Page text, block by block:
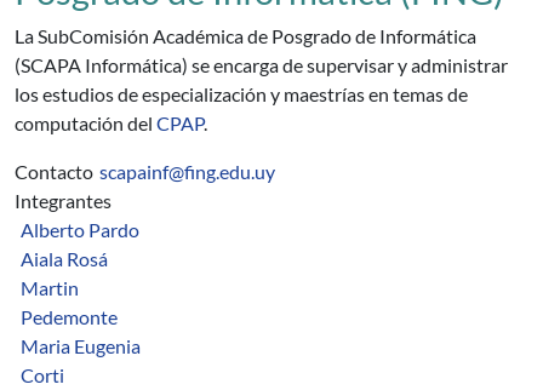
La SubComisión Académica de Posgrado de Informática
(SCAPA Informática) se encarga de supervisar y administrar
los estudios de especialización y maestrías en temas de
computación del CPAP.
Contacto scapainf@fing.edu.uy
Integrantes
Alberto Pardo
Aiala Rosá
Martin
Pedemonte
Maria Eugenia
Corti